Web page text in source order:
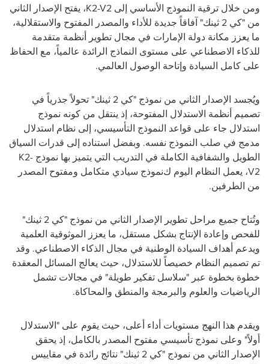
ومن خلال ترقية النموذج الأساسي إلى K2-V2، يفتح الإصدار الثاني
من "كي 2 ثينك" آفاقاً جديدة للأداء والمصدر المفتوح والاستقلالية،
ما يعزز مكانة دولة الإمارات في مجال تطوير أنظمة متقدمة
للذكاء الاصطناعي على مستوى النماذج الرائدة عالمياً، مع الحفاظ
على كامل السيادة وإتاحة الوصول العالمي.
ويُجسد الإصدار الثاني من نموذج "كي 2 ثينك " تحولاً جذرياً في
تصميم أنظمة الاستدلال المفتوحة، إذ ينتقل من كونه نموذج
استدلال جاء على قواعد النموذج التأسيسي، إلى نظام استدلال
مدمج في صلب النموذج نفسه. وبفضل استناده إلى قدرات السياق
الطويل والشفافية الكاملة في التدريب التي يتميز بها نموذج K2-
V2، يعمل النظام اليوم كنموذج سيادي متكامل ومفتوح المصدر
من الطرفين.
وتُتاح جميع مراحل تطوير الإصدار الثاني من نموذج "كي 2 ثينك
"
للفحص وإعادة الإنتاج بشكل مستقل، ما يعزز الموثوقية العلمية
ويدعم أهداف السيادة الوطنية في مجال الذكاء الاصطناعي. وقد
تم تصميم النظام خصيصاً للاستدلال، حيث يعالج المسائل المعقدة
خطوة بخطوة عبر "سلاسل تفكير طويلة" في مجالات تشمل
الرياضيات والعلوم والبرمجة والمنطق والمحاكاة.
ويقدم هذا النهج مستويات أداء أعلى، حيث يقوم على "الاستدلال
أولاً" وعلى نموذج تأسيسي مفتوح المصدر بالكامل، إذ يحقق
الإصدار الثاني من نموذج "كي 2 ثينك " نتائج رائدة في مقاييس